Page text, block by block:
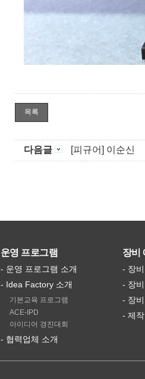
목록
다음글 [피규어] 이순신
운영 프로그램
- 운영 프로그램 소개
- Idea Factory 소개
기본교육 프로그램
ACE-IPD
아이디어 경진대회
- 협력업체 소개
장비
- 장
- 장
- 장
- 제